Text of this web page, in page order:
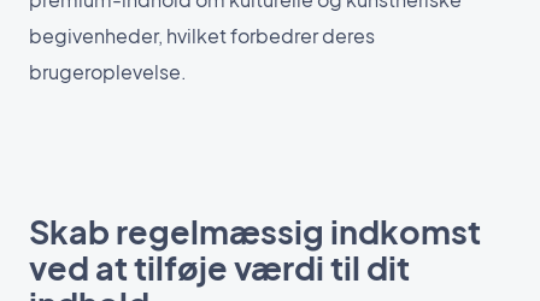
begivenheder, hvilket forbedrer deres
brugeroplevelse.
Skab regelmæssig indkomst
ved at tilføje værdi til dit